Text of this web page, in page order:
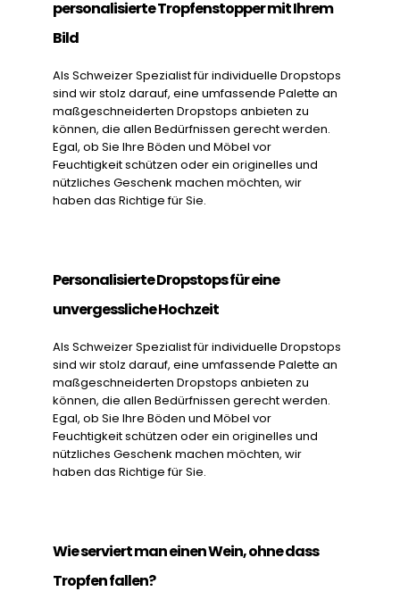
personalisierte Tropfenstopper mit Ihrem
Bild
Als Schweizer Spezialist für individuelle Dropstops
sind wir stolz darauf, eine umfassende Palette an
maßgeschneiderten Dropstops anbieten zu
können, die allen Bedürfnissen gerecht werden.
Egal, ob Sie Ihre Böden und Möbel vor
Feuchtigkeit schützen oder ein originelles und
nützliches Geschenk machen möchten, wir
haben das Richtige für Sie.
Personalisierte Dropstops für eine
unvergessliche Hochzeit
Als Schweizer Spezialist für individuelle Dropstops
sind wir stolz darauf, eine umfassende Palette an
maßgeschneiderten Dropstops anbieten zu
können, die allen Bedürfnissen gerecht werden.
Egal, ob Sie Ihre Böden und Möbel vor
Feuchtigkeit schützen oder ein originelles und
nützliches Geschenk machen möchten, wir
haben das Richtige für Sie.
Wie serviert man einen Wein, ohne dass
Tropfen fallen?